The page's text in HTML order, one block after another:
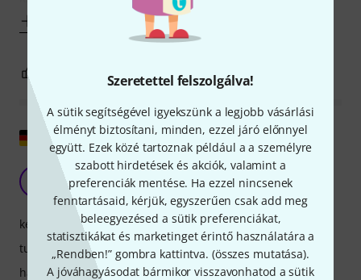
Szeretettel felszolgálva!
A sütik segítségével igyekszünk a legjobb vásárlási
élményt biztosítani, minden, ezzel járó előnnyel
együtt. Ezek közé tartoznak például a a személyre
szabott hirdetések és akciók, valamint a
preferenciák mentése. Ha ezzel nincsenek
fenntartásaid, kérjük, egyszerűen csak add meg
beleegyezésed a sütik preferenciákat,
statisztikákat és marketinget érintő használatára a
„Rendben!” gombra kattintva. (összes mutatása).
A jóváhagyásodat bármikor visszavonhatod a sütik
Eredeti megjelenítése
egy kiváló erősítő
Hiego 24.09.2024
kezelés
tulajdonsagok
hangzás